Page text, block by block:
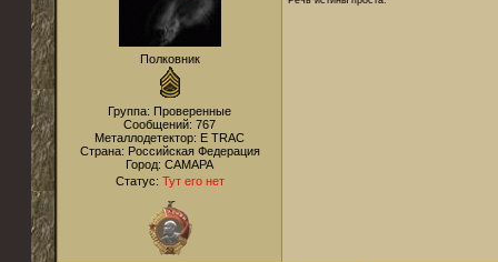
Полковник
Группа: Проверенные
Сообщений: 767
Металлодетектор: E TRAC
Страна: Российская Федерация
Город: САМАРА
Статус: Тут его нет